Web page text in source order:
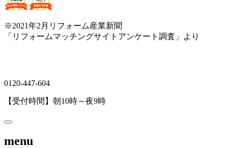
※2021年2月リフォーム産業新聞
「リフォームマッチングサイトアンケート調査」より
0120-447-604
【受付時間】朝10時～夜9時
menu